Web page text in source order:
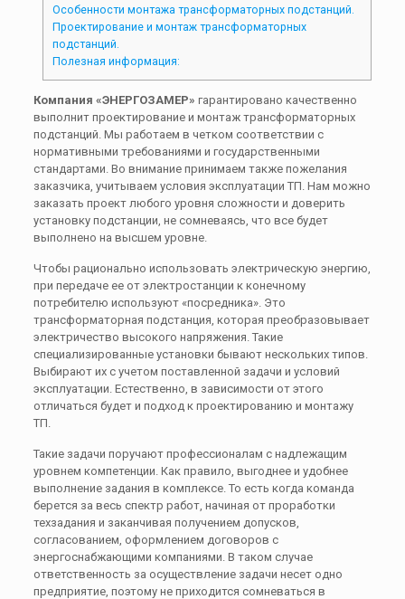
Особенности монтажа трансформаторных подстанций.
Проектирование и монтаж трансформаторных
подстанций.
Полезная информация:
Компания «ЭНЕРГОЗАМЕР» гарантировано качественно
выполнит проектирование и монтаж трансформаторных
подстанций. Мы работаем в четком соответствии с
нормативными требованиями и государственными
стандартами. Во внимание принимаем также пожелания
заказчика, учитываем условия эксплуатации ТП. Нам можно
заказать проект любого уровня сложности и доверить
установку подстанции, не сомневаясь, что все будет
выполнено на высшем уровне.
Чтобы рационально использовать электрическую энергию,
при передаче ее от электростанции к конечному
потребителю используют «посредника». Это
трансформаторная подстанция, которая преобразовывает
электричество высокого напряжения. Такие
специализированные установки бывают нескольких типов.
Выбирают их с учетом поставленной задачи и условий
эксплуатации. Естественно, в зависимости от этого
отличаться будет и подход к проектированию и монтажу
ТП.
Такие задачи поручают профессионалам с надлежащим
уровнем компетенции. Как правило, выгоднее и удобнее
выполнение задания в комплексе. То есть когда команда
берется за весь спектр работ, начиная от проработки
техзадания и заканчивая получением допусков,
согласованием, оформлением договоров с
энергоснабжающими компаниями. В таком случае
ответственность за осуществление задачи несет одно
предприятие, поэтому не приходится сомневаться в